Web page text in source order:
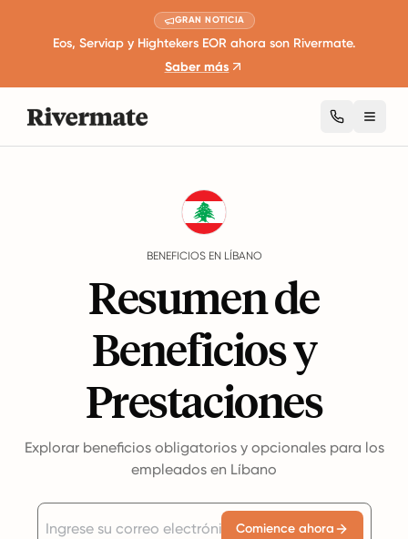
GRAN NOTICIA
Eos, Serviap y Hightekers EOR ahora son Rivermate.
Saber más
BENEFICIOS EN LÍBANO
Resumen de
Beneficios y
Prestaciones
Explorar beneficios obligatorios y opcionales para los
empleados en Líbano
Comience ahora